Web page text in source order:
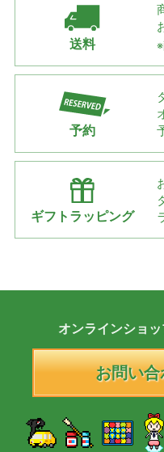
送料
予約
ギフトラッピング
オンラインショ
お問い